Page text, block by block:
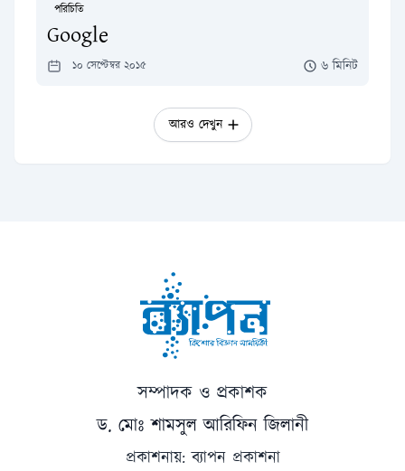
পরিচিতি
Google
১০ সেপ্টেম্বর ২০১৫ ৬ মিনিট
আরও দেখুন
সম্পাদক ও প্রকাশক
ড. মোঃ শামসুল আরিফিন জিলানী
প্রকাশনায়: ব্যাপন প্রকাশনা